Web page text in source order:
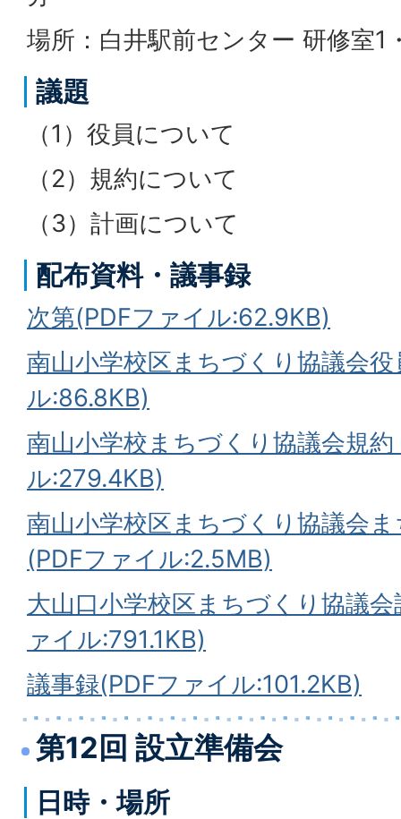
場所：白井駅前センター 研修室1
議題
（1）役員について
（2）規約について
（3）計画について
配布資料・議事録
次第(PDFファイル:62.9KB)
南山小学校区まちづくり協議会
ル:86.8KB)
南山小学校まちづくり協議会規
ル:279.4KB)
南山小学校区まちづくり協議会
(PDFファイル:2.5MB)
大山口小学校区まちづくり協議
ァイル:791.1KB)
議事録(PDFファイル:101.2KB)
第12回 設立準備会
日時・場所